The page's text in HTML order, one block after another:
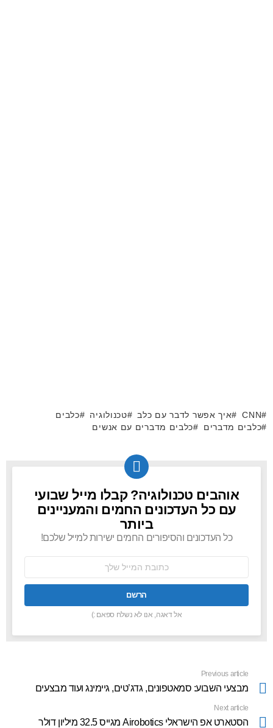
CNN איך אפשר לדבר עם כלב טכנולוגיה
כלבים
כלבים מדברים
כלבים מדברים עם אנשים
NEWSLETTER
אוהבים טכנולוגיה? קבלו מייל שבועי
עם כל העדכונים החמים והמעניינים
ביותר
כל העדכונים והסיפורים החמים ישירות למייל שלכם!
אל דאגה, אנו לא נשלח ספאם :)
more
Previous article
מבצעי השבוע: סמאטפונים, גדג’טים, גיימינג ועוד מבצעים
Next article
הסטארט אפ הישראלי Airobotics מגייס 32.5 מיליון דולר